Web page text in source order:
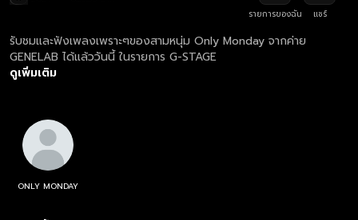
รายการของฉัน
แชร์
รับชมและฟังเพลงเพราะๆของสามหนุ่ม Only Monday จากค่าย
GENELAB ได้แล้ววันนี้ ในรายการ G-STAGE
ดูเพิ่มเติม
ONLY MONDAY